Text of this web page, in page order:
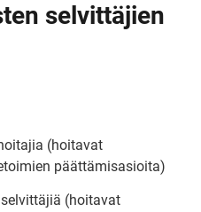
selvittäjien
(hoitavat
päättämisasioita)
(hoitavat